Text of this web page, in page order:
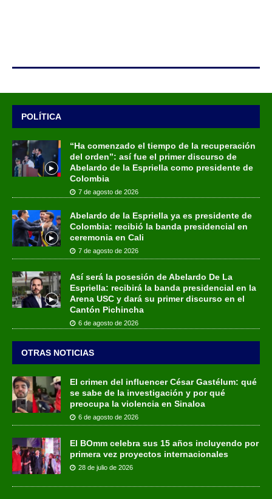
POLÍTICA
“Ha comenzado el tiempo de la recuperación
del orden”: así fue el primer discurso de
Abelardo de la Espriella como presidente de
Colombia
7 de agosto de 2026
Abelardo de la Espriella ya es presidente de
Colombia: recibió la banda presidencial en
ceremonia en Cali
7 de agosto de 2026
Así será la posesión de Abelardo De La
Espriella: recibirá la banda presidencial en la
Arena USC y dará su primer discurso en el
Cantón Pichincha
6 de agosto de 2026
OTRAS NOTICIAS
El crimen del influencer César Gastélum: qué
se sabe de la investigación y por qué
preocupa la violencia en Sinaloa
6 de agosto de 2026
El BOmm celebra sus 15 años incluyendo por
primera vez proyectos internacionales
28 de julio de 2026